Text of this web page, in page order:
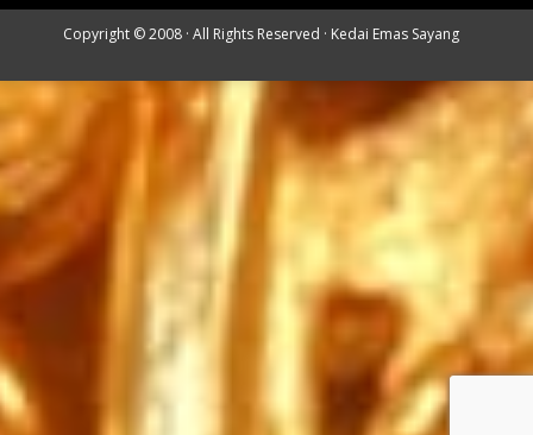
Copyright © 2008 · All Rights Reserved · Kedai Emas Sayang